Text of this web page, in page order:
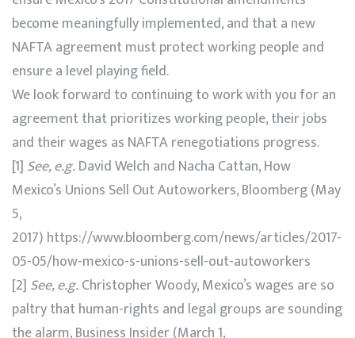
become meaningfully implemented, and that a new
NAFTA agreement must protect working people and
ensure a level playing field.
We look forward to continuing to work with you for an
agreement that prioritizes working people, their jobs
and their wages as NAFTA renegotiations progress.
[1] See, e.g.David Welch and Nacha Cattan, How
Mexico’s Unions Sell Out Autoworkers, Bloomberg (May
5,
2017) https://www.bloomberg.com/news/articles/2017-
05-05/how-mexico-s-unions-sell-out-autoworkers
[2] See, e.g.Christopher Woody, Mexico’s wages are so
paltry that human-rights and legal groups are sounding
the alarm, Business Insider (March 1,